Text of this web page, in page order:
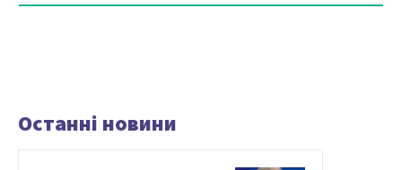
Останні новини